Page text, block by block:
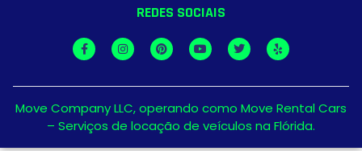
REDES SOCIAIS
Move Company LLC, operando como Move Rental Cars
– Serviços de locação de veículos na Flórida.